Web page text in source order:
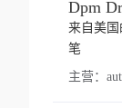
来自美
笔
主营：